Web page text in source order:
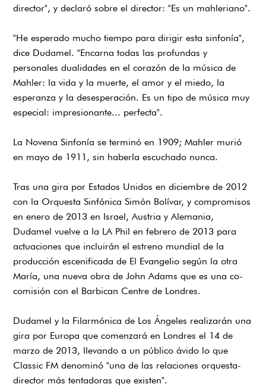
director", y declaró sobre el director: "Es un mahleriano".
"He esperado mucho tiempo para dirigir esta sinfonía",
dice Dudamel. "Encarna todas las profundas y
personales dualidades en el corazón de la música de
Mahler: la vida y la muerte, el amor y el miedo, la
esperanza y la desesperación. Es un tipo de música muy
especial: impresionante... perfecta".
La Novena Sinfonía se terminó en 1909; Mahler murió
en mayo de 1911, sin haberla escuchado nunca.
Tras una gira por Estados Unidos en diciembre de 2012
con la Orquesta Sinfónica Simón Bolívar, y compromisos
en enero de 2013 en Israel, Austria y Alemania,
Dudamel vuelve a la LA Phil en febrero de 2013 para
actuaciones que incluirán el estreno mundial de la
producción escenificada de El Evangelio según la otra
María, una nueva obra de John Adams que es una co-
comisión con el Barbican Centre de Londres.
Dudamel y la Filarmónica de Los Ángeles realizarán una
gira por Europa que comenzará en Londres el 14 de
marzo de 2013, llevando a un público ávido lo que
Classic FM denominó "una de las relaciones orquesta-
director más tentadoras que existen".